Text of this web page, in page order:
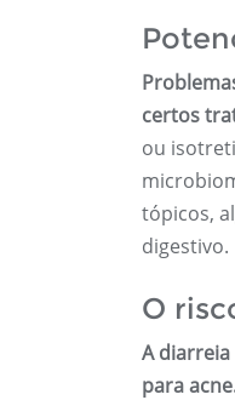
certos
ou
tópicos,
digestivo.
O
A
para